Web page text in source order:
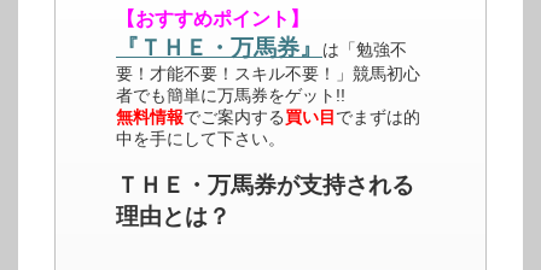
【おすすめポイント】
『ＴＨＥ・万馬券』
は「勉強不
要！才能不要！スキル不要！」競馬初心
者でも簡単に万馬券をゲット!!
無料情報でご案内する買い目 でまずは的
中を手にして下さい。
ＴＨＥ・万馬券が支持される
理由とは？